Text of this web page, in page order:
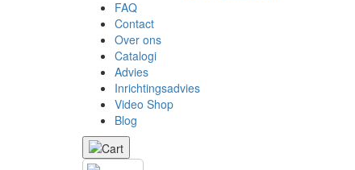
FAQ
Contact
Over ons
Catalogi
Advies
Inrichtingsadvies
Video Shop
Blog